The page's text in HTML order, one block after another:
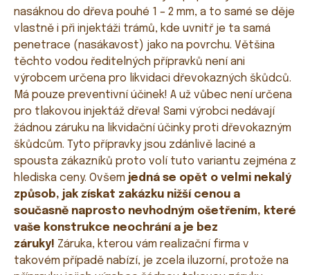
nasáknou do dřeva pouhé 1 – 2 mm, a to samé se děje
vlastně i při injektáži trámů, kde uvnitř je ta samá
penetrace (nasákavost) jako na povrchu. Většina
těchto vodou ředitelných přípravků není ani
výrobcem určena pro likvidaci dřevokazných škůdců.
Má pouze preventivní účinek! A už vůbec není určena
pro tlakovou injektáž dřeva! Sami výrobci nedávají
žádnou záruku na likvidační účinky proti dřevokazným
škůdcům. Tyto přípravky jsou zdánlivě laciné a
spousta zákazníků proto volí tuto variantu zejména z
hlediska ceny. Ovšem jedná se opět o velmi nekalý
způsob, jak získat zakázku nižší cenou a
současně naprosto nevhodným ošetřením, které
vaše konstrukce neochrání a je bez
záruky! Záruka, kterou vám realizační firma v
takovém případě nabízí, je zcela iluzorní, protože na